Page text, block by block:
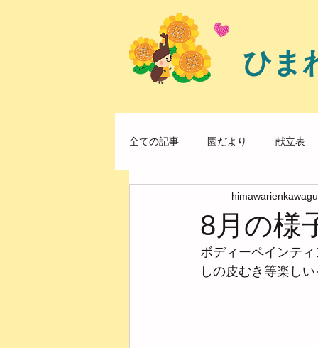
ひま
全ての記事 園だより 献立表
8月の様
ボディーペインテ
しの皮むき等楽し